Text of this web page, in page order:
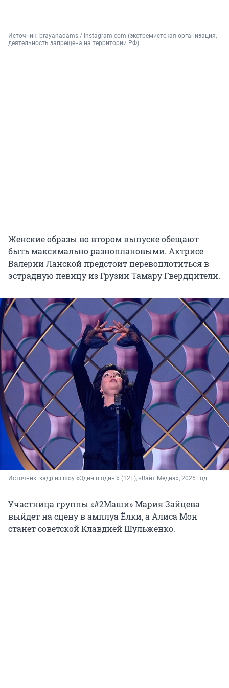
Источник: brayanadams / Instagram.com (экстремистская организация,
деятельность запрещена на территории РФ)
Женские образы во втором выпуске обещают
быть максимально разноплановыми. Актрисе
Валерии Ланской предстоит перевоплотиться в
эстрадную певицу из Грузии Тамару Гвердцители.
Источник: кадр из шоу «Один в один!» (12+), «Вайт Медиа», 2025 год
Участница группы «#2Маши» Мария Зайцева
выйдет на сцену в амплуа Ёлки, а Алиса Мон
станет советской Клавдией Шульженко.